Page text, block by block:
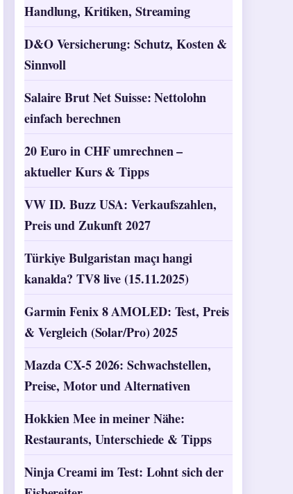
Handlung, Kritiken, Streaming
D&O Versicherung: Schutz, Kosten &
Sinnvoll
Salaire Brut Net Suisse: Nettolohn
einfach berechnen
20 Euro in CHF umrechnen –
aktueller Kurs & Tipps
VW ID. Buzz USA: Verkaufszahlen,
Preis und Zukunft 2027
Türkiye Bulgaristan maçı hangi
kanalda? TV8 live (15.11.2025)
Garmin Fenix 8 AMOLED: Test, Preis
& Vergleich (Solar/Pro) 2025
Mazda CX-5 2026: Schwachstellen,
Preise, Motor und Alternativen
Hokkien Mee in meiner Nähe:
Restaurants, Unterschiede & Tipps
Ninja Creami im Test: Lohnt sich der